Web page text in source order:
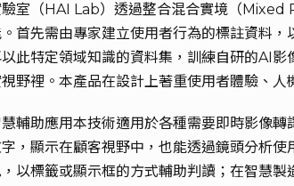
室（HAI Lab）透過整合混合實境（
首先需由專家建立使用者行為的標註資料
此特定領域知識的資料集，訓練自研的AI
野裡。本產品在設計上著重使用者體驗、
慧輔助應用本技術適用於各種需要即時影像
，顯示在顧客視野中，也能透過鏡頭分析
以標籤或顯示框的方式輔助判讀；在智慧